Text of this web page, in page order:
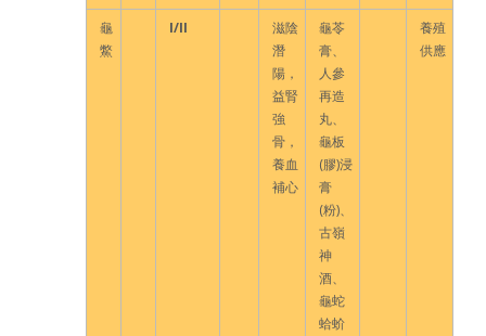
龜
鱉
I/II
滋陰
潛
陽，
益腎
強
骨，
養血
補心
龜苓
膏、
人參
再造
丸、
龜板
(膠)浸
膏
(粉)、
古嶺
神
酒、
龜蛇
蛤蚧
養殖
供應